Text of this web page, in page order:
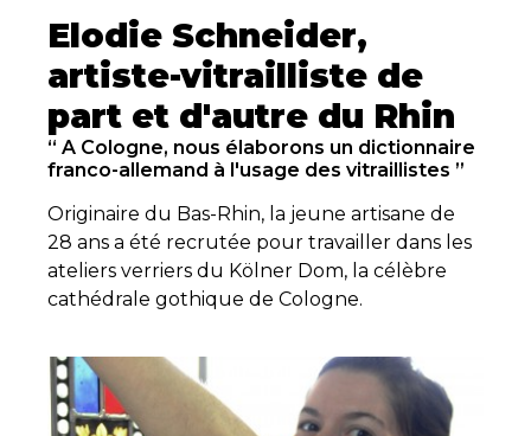
Elodie Schneider,
artiste-vitrailliste de
part et d'autre du Rhin
“ A Cologne, nous élaborons un dictionnaire
franco-allemand à l'usage des vitraillistes ”
Originaire du Bas-Rhin, la jeune artisane de
28 ans a été recrutée pour travailler dans les
ateliers verriers du Kölner Dom, la célèbre
cathédrale gothique de Cologne.